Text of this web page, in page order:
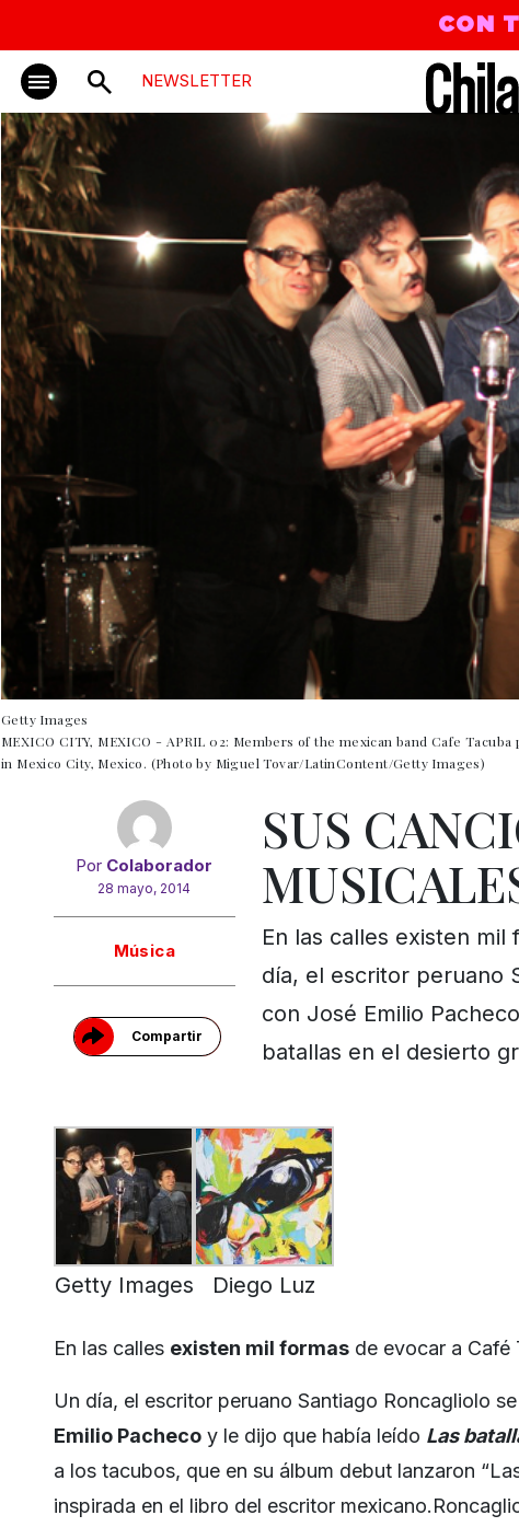
CON
NEWSLETTER
Getty Images
MEXICO CITY, MEXICO - APRIL 02: Members of the mexican band Cafe
in Mexico City, Mexico. (Photo by Miguel Tovar/LatinContent/Getty Images)
Por Colaborador
28 mayo, 2014
Música
Compartir
SUS
En las calles existen mil
día, el escritor peruano
con José Emilio
batallas en el desierto
Getty Images Diego Luz
En las calles existen mil formas de evocar a Café
Un día, el escritor peruano Santiago Roncagliolo
Emilio Pacheco y le dijo que había leído Las
a los tacubos, que en su álbum debut lanzaron
inspirada en el libro del escritor